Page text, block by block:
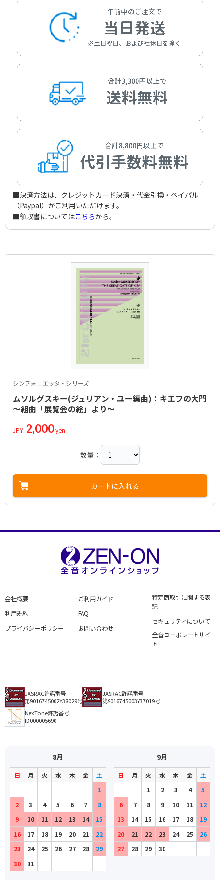
Mussorgsky，Modest/Yu，Julian
■決済方法は、クレジットカード決済・代金引換・ペイパル
（Paypal）がご利用いただけます。
■領収書についてはこちらから。
シンフォニエッタ・シリーズ
ムソルグスキー(ジュリアン・ユー編曲)：キエフの大門
～組曲「展覧会の絵」より～
JPY: 2,000yen
数量：
カートに入れる
会社概要
利用規約
プライバシーポリシー
ご利用ガイド
FAQ
お問い合わせ
特定商取引に関する表
記
セキュリティについて
全音コーポレートサイ
ト
JASRAC許諾番号
第9016745002Y38029号
JASRAC許諾番号
第9016745003Y37019号
NexTone許諾番号
ID000005690
8月
日 月 火 水 木 金
土
1
2
3 4 5 6 7
8
9
10 11 12 13 14
15
16
17 18 19 20 21
22
23
24 25 26 27 28
29
30
31
9月
日 月 火 水 木 金
土
1
2 3 4
5
6
7 8 9 10 11
12
13
14 15 16 17 18
19
20
21 22 23 24 25
26
27
28 29 30